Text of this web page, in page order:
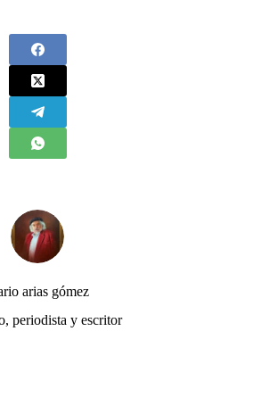
arias gómez
periodista y escritor